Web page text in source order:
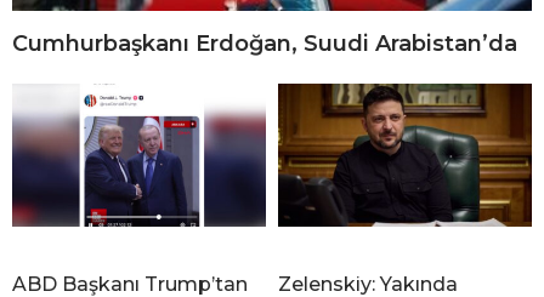
Cumhurbaşkanı Erdoğan, Suudi Arabistan’da
ABD Başkanı Trump’tan
Zelenskiy: Yakında